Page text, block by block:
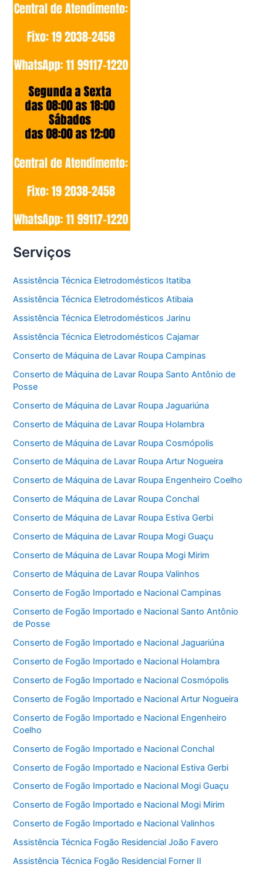
Serviços
Assistência Técnica Eletrodomésticos Itatiba
Assistência Técnica Eletrodomésticos Atibaia
Assistência Técnica Eletrodomésticos Jarinu
Assistência Técnica Eletrodomésticos Cajamar
Conserto de Máquina de Lavar Roupa Campinas
Conserto de Máquina de Lavar Roupa Santo Antônio de
Posse
Conserto de Máquina de Lavar Roupa Jaguariúna
Conserto de Máquina de Lavar Roupa Holambra
Conserto de Máquina de Lavar Roupa Cosmópolis
Conserto de Máquina de Lavar Roupa Artur Nogueira
Conserto de Máquina de Lavar Roupa Engenheiro Coelho
Conserto de Máquina de Lavar Roupa Conchal
Conserto de Máquina de Lavar Roupa Estiva Gerbi
Conserto de Máquina de Lavar Roupa Mogi Guaçu
Conserto de Máquina de Lavar Roupa Mogi Mirim
Conserto de Máquina de Lavar Roupa Valinhos
Conserto de Fogão Importado e Nacional Campinas
Conserto de Fogão Importado e Nacional Santo Antônio
de Posse
Conserto de Fogão Importado e Nacional Jaguariúna
Conserto de Fogão Importado e Nacional Holambra
Conserto de Fogão Importado e Nacional Cosmópolis
Conserto de Fogão Importado e Nacional Artur Nogueira
Conserto de Fogão Importado e Nacional Engenheiro
Coelho
Conserto de Fogão Importado e Nacional Conchal
Conserto de Fogão Importado e Nacional Estiva Gerbi
Conserto de Fogão Importado e Nacional Mogi Guaçu
Conserto de Fogão Importado e Nacional Mogi Mirim
Conserto de Fogão Importado e Nacional Valinhos
Assistência Técnica Fogão Residencial João Favero
Assistência Técnica Fogão Residencial Forner II